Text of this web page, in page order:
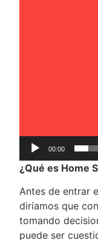
00:00
¿Qué es Home
Antes de entrar
diríamos que
tomando
puede ser